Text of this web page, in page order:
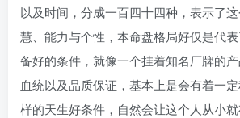
以及时间，分成一百四十四种，表示了
慧、能力与个性，本命盘格局好仅是代
备好的条件，就像一个挂着知名厂牌的
血统以及品质保证，基本上是会有着一
样的天生好条件，自然会让这个人从小